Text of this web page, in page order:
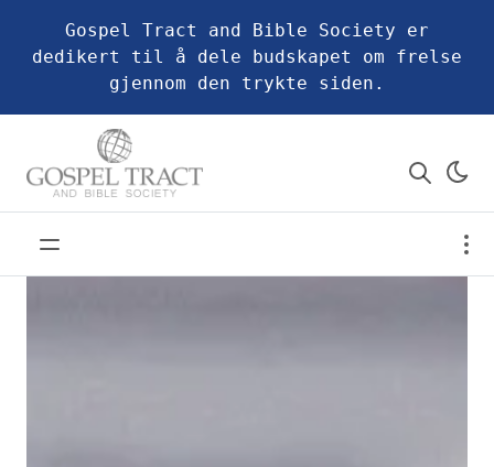
Gospel Tract and Bible Society er
dedikert til å dele budskapet om frelse
gjennom den trykte siden.